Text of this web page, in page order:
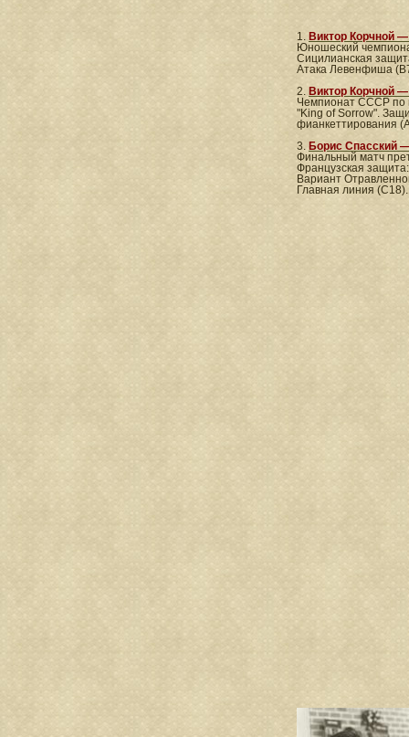
1. Виктор Корчной
Юношеский
Сицилианская
Атака Левенфиша
2. Виктор Корчной
Чемпионат СССР по
"King of Sorrow".
фианкеттирования
3. Борис Спасский
Финальный матч
Французская
Вариант
Главная линия